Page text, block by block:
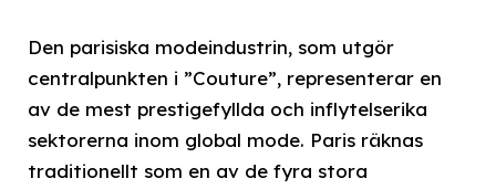
Den parisiska modeindustrin, som utgör
centralpunkten i ”Couture”, representerar en
av de mest prestigefyllda och inflytelserika
sektorerna inom global mode. Paris räknas
traditionellt som en av de fyra stora